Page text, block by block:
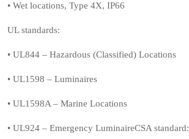
• Wet locations, Type 4X, IP66
UL standards:
• UL844 – Hazardous (Classified) Locations
• UL1598 – Luminaires
• UL1598A – Marine Locations
• UL924 – Emergency LuminaireCSA standard: